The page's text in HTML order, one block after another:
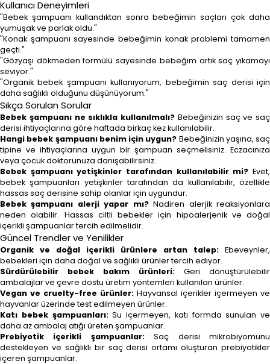
Kullanıcı Deneyimleri
"Bebek şampuanı kullandıktan sonra bebeğimin saçları çok daha
yumuşak ve parlak oldu."
"Konak şampuanı sayesinde bebeğimin konak problemi tamamen
geçti."
"Gözyaşı dökmeden formülü sayesinde bebeğim artık saç yıkamayı
seviyor."
"Organik bebek şampuanı kullanıyorum, bebeğimin saç derisi için
daha sağlıklı olduğunu düşünüyorum."
Sıkça Sorulan Sorular
Bebek şampuanı ne sıklıkla kullanılmalı? Bebeğinizin saç ve saç
derisi ihtiyaçlarına göre haftada birkaç kez kullanılabilir.
Hangi bebek şampuanı benim için uygun? Bebeğinizin yaşına, saç
tipine ve ihtiyaçlarına uygun bir şampuan seçmelisiniz. Eczacınıza
veya çocuk doktorunuza danışabilirsiniz.
Bebek şampuanı yetişkinler tarafından kullanılabilir mi? Evet,
bebek şampuanları yetişkinler tarafından da kullanılabilir, özellikle
hassas saç derisine sahip olanlar için uygundur.
Bebek şampuanı alerji yapar mı?Nadiren alerjik reaksiyonlara
neden olabilir. Hassas ciltli bebekler için hipoalerjenik ve doğal
içerikli şampuanlar tercih edilmelidir.
Güncel Trendler ve Yenilikler
Organik ve doğal içerikli ürünlere artan talep: Ebeveynler,
bebekleri için daha doğal ve sağlıklı ürünler tercih ediyor.
Sürdürülebilir bebek bakım ürünleri: Geri dönüştürülebilir
ambalajlar ve çevre dostu üretim yöntemleri kullanılan ürünler.
Vegan ve cruelty-free ürünler: Hayvansal içerikler içermeyen ve
hayvanlar üzerinde test edilmeyen ürünler.
Katı bebek şampuanları:Su içermeyen, katı formda sunulan ve
daha az ambalaj atığı üreten şampuanlar.
Prebiyotik içerikli şampuanlar:Saç derisi mikrobiyomunu
destekleyen ve sağlıklı bir saç derisi ortamı oluşturan prebiyotikler
içeren şampuanlar.